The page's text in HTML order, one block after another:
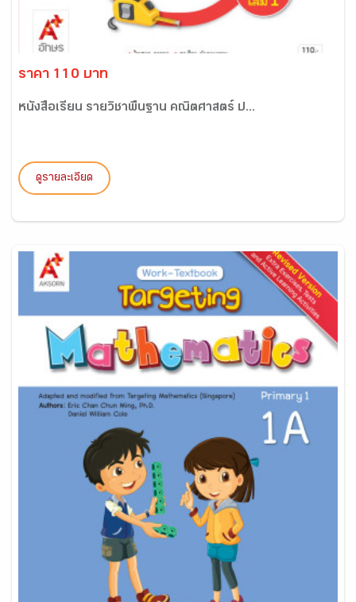
ราคา 110 บาท
หนังสือเรียน รายวิชาพื้นฐาน คณิตศาสตร์ ป...
ดูรายละเอียด